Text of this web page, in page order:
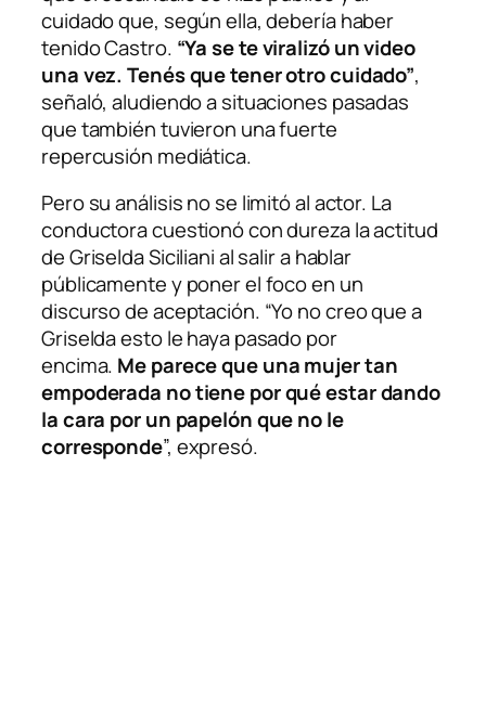
cuidado que, según ella, debería haber
tenido Castro. “Ya se te viralizó un video
una vez. Tenés que tener otro cuidado”,
señaló, aludiendo a situaciones pasadas
que también tuvieron una fuerte
repercusión mediática.
Pero su análisis no se limitó al actor. La
conductora cuestionó con dureza la actitud
de Griselda Siciliani al salir a hablar
públicamente y poner el foco en un
discurso de aceptación. “Yo no creo que a
Griselda esto le haya pasado por
encima. Me parece que una mujer tan
empoderada no tiene por qué estar dando
la cara por un papelón que no le
corresponde”, expresó.